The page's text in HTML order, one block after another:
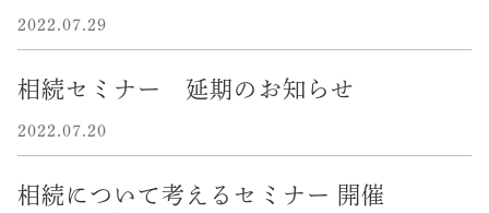
2022.07.29
相続セミナー 延期のお知らせ
2022.07.20
相続について考えるセミナー 開催